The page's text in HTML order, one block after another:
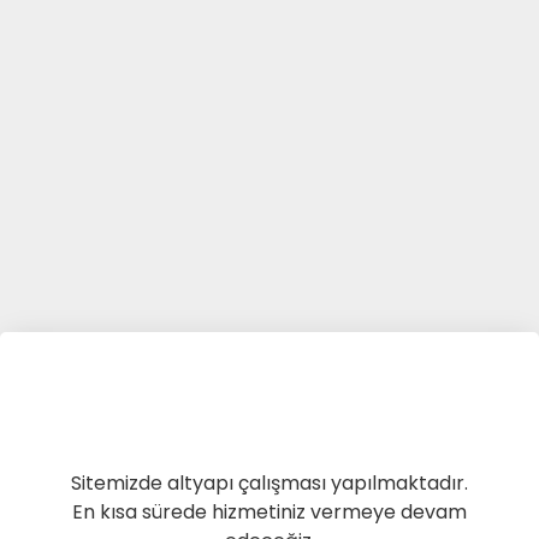
Sitemizde altyapı çalışması yapılmaktadır.
En kısa sürede hizmetiniz vermeye devam